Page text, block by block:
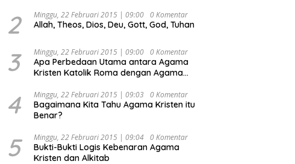
2 Minggu, 22 Februari 2015 | 09:00 0 Komentar
Allah, Theos, Dios, Deu, Gott, God, Tuhan
3 Minggu, 22 Februari 2015 | 09:00 0 Komentar
Apa Perbedaan Utama antara Agama
Kristen Katolik Roma dengan Agama
4 Minggu, 22 Februari 2015 | 09:03 0 Komentar
Bagaimana Kita Tahu Agama Kristen itu
Benar?
5 Minggu, 22 Februari 2015 | 09:04 0 Komentar
Bukti-Bukti Logis Kebenaran Agama
Kristen dan Alkitab